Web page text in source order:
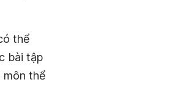
thể
bài tập
môn thể